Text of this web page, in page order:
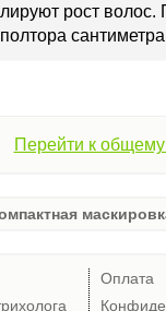
рост
Перейти к общему
Оплата